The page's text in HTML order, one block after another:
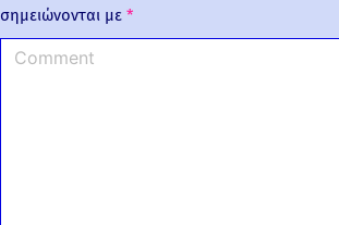
σημειώνονται με *